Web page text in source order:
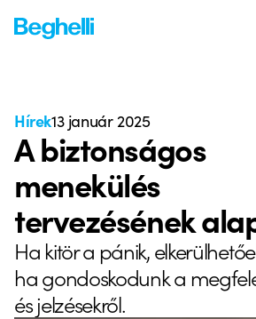
Hírek13 január 2025
A biztonságos
menekülés
tervezésének
Ha kitör a pánik,
ha gondoskodunk a
és jelzésekről.